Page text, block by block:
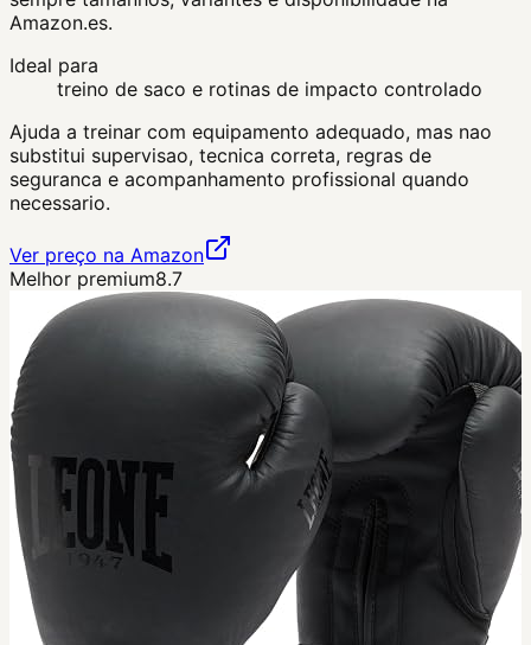
Amazon.es.
Ideal para
treino de saco e rotinas de impacto controlado
Ajuda a treinar com equipamento adequado, mas nao
substitui supervisao, tecnica correta, regras de
seguranca e acompanhamento profissional quando
necessario.
Ver preço na Amazon
Melhor premium8.7